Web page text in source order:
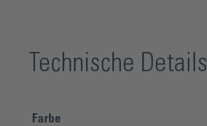
Technische Details
Farbe